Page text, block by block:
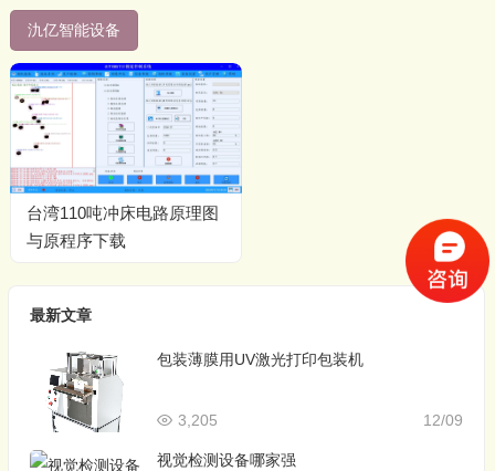
氿亿智能设备
台湾110吨冲床电路原理图
与原程序下载
最新文章
包装薄膜用UV激光打印包装机
12/09
3,205
视觉检测设备哪家强